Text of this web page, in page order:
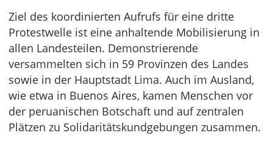
Ziel des koordinierten Aufrufs für eine dritte
Protestwelle ist eine anhaltende Mobilisierung in
allen Landesteilen. Demonstrierende
versammelten sich in 59 Provinzen des Landes
sowie in der Hauptstadt Lima. Auch im Ausland,
wie etwa in Buenos Aires, kamen Menschen vor
der peruanischen Botschaft und auf zentralen
Plätzen zu Solidaritätskundgebungen zusammen.